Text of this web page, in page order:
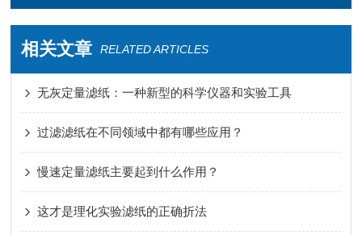
相关文章 RELATED ARTICLES
无灰定量滤纸：一种新型的科学仪器和实验工具
过滤滤纸在不同领域中都有哪些应用？
慢速定量滤纸主要起到什么作用？
这才是理化实验滤纸的正确折法